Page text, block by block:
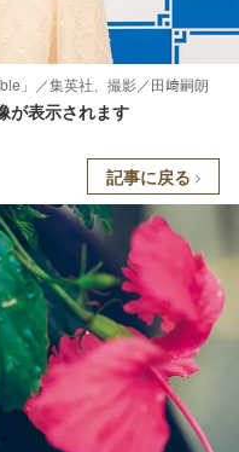
」／集英社、撮影／田﨑嗣朗
が表示されます
記事に戻る